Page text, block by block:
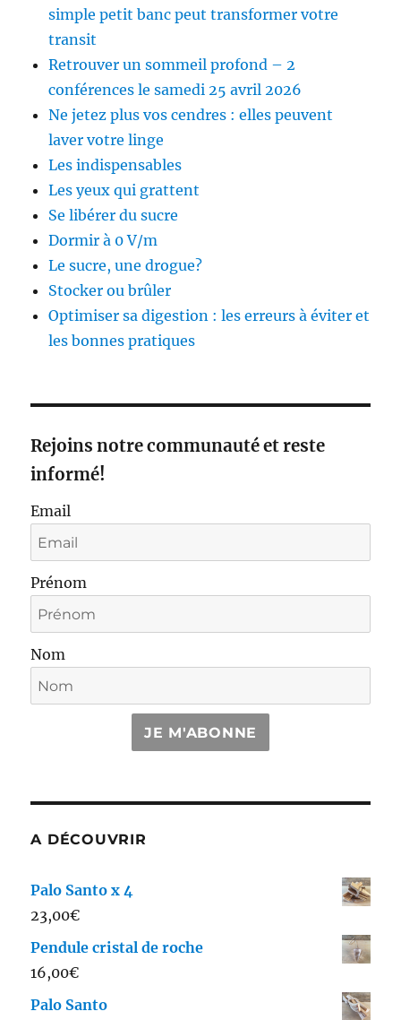
simple petit banc peut transformer votre
transit
Retrouver un sommeil profond – 2
conférences le samedi 25 avril 2026
Ne jetez plus vos cendres : elles peuvent
laver votre linge
Les indispensables
Les yeux qui grattent
Se libérer du sucre
Dormir à 0 V/m
Le sucre, une drogue?
Stocker ou brûler
Optimiser sa digestion : les erreurs à éviter et
les bonnes pratiques
Rejoins notre communauté et reste
informé!
Email
Prénom
Nom
JE M'ABONNE
A DÉCOUVRIR
Palo Santo x 4
23,00€
Pendule cristal de roche
16,00€
Palo Santo